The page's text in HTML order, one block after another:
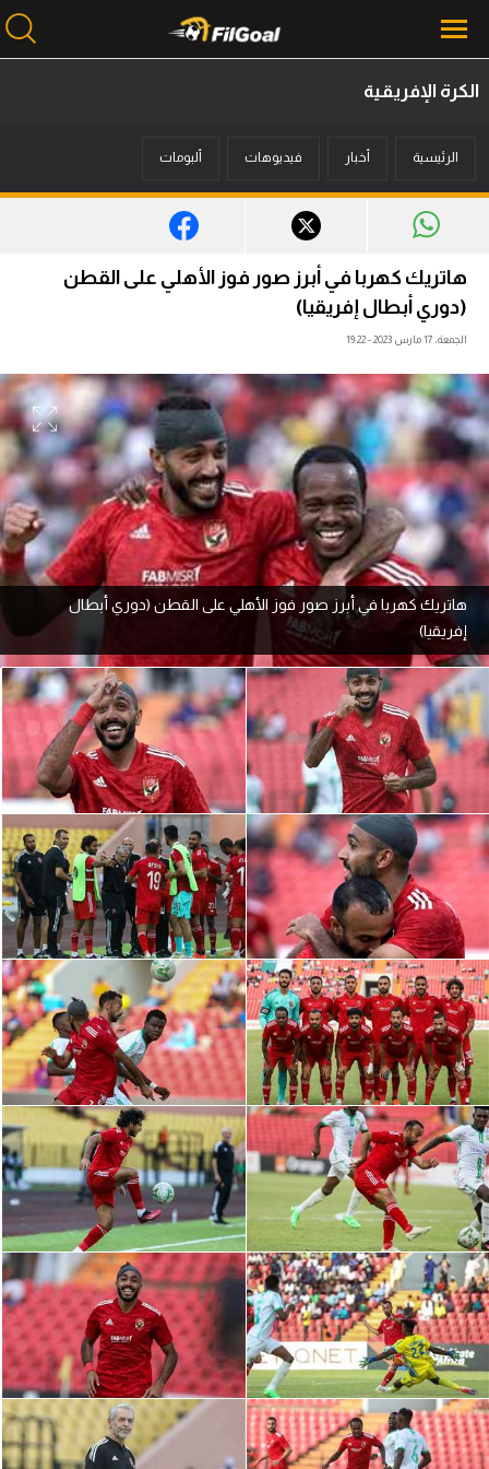
أخبار
ميركاتو
فانتازي في الجول
مسابقة التوقعات
فيديوهات
عدسات
آراء حرة
ركن الألعاب
بطولات
أمريكا 2026
الدوري المصري
الدوري الإنجليزي الممتاز
الدوري الإسباني
الدوري الإيطالي
الدوري الألماني
الدوري الفرنسي
الدوري السعودي للمحترفين
دوري أبطال أوروبا
دوري أبطال إفريقيا
كل البطولات
أقسام
الكرة المصرية
الدوري المصري
الكرة الأوروبية
الكرة الإفريقية
منتخب مصر
الكرة الإفريقية
الرئيسية أخبار فيديوهات ألبومات
هاتريك كهربا في أبرز صور فوز الأهلي على القطن
(دوري أبطال إفريقيا)
الجمعة، 17 مارس 2023 - 19:22
هاتريك كهربا في أبرز صور فوز الأهلي على القطن (دوري أبطال
إفريقيا)